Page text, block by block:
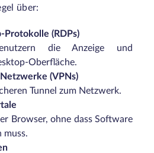
über:
Protokolle (RDPs)
die Anzeige und
Oberfläche.
(VPNs)
Tunnel zum Netzwerk.
Browser, ohne dass Software
muss.